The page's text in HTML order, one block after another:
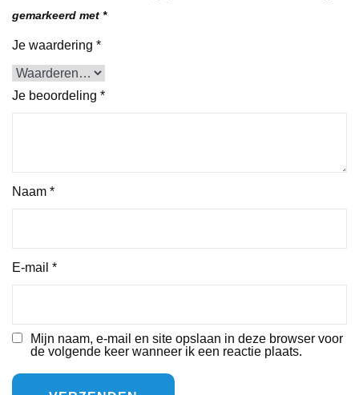
gemarkeerd met *
Je waardering *
Je beoordeling *
Naam *
E-mail *
Mijn naam, e-mail en site opslaan in deze browser voor
de volgende keer wanneer ik een reactie plaats.